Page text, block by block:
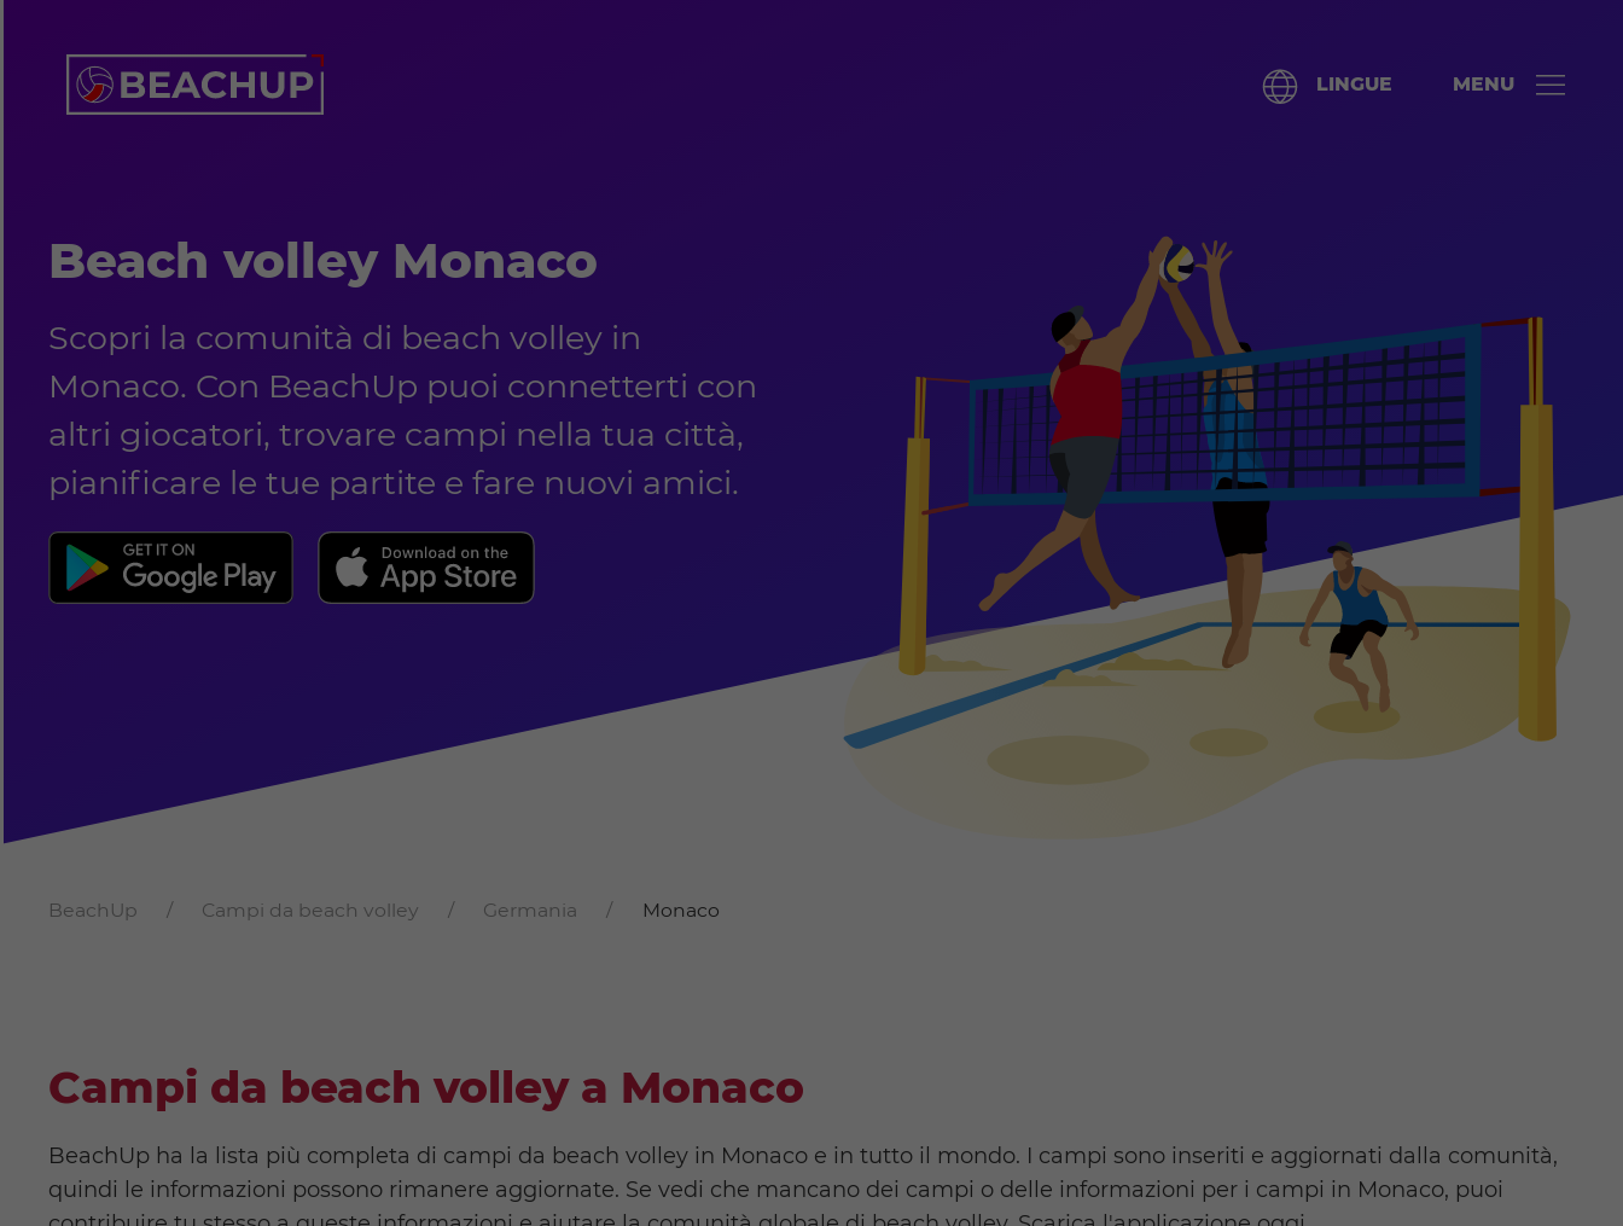
LINGUE MENU
Beach volley Monaco
Scopri la comunità di beach volley in
Monaco. Con BeachUp puoi connetterti con
altri giocatori, trovare campi nella tua città,
pianificare le tue partite e fare nuovi amici.
BeachUp Campi da beach volley Germania Monaco
Campi da beach volley a Monaco
BeachUp ha la lista più completa di campi da beach volley in Monaco e in tutto il mondo. I campi sono inseriti e aggiornati dalla comunità,
quindi le informazioni possono rimanere aggiornate. Se vedi che mancano dei campi o delle informazioni per i campi in Monaco, puoi